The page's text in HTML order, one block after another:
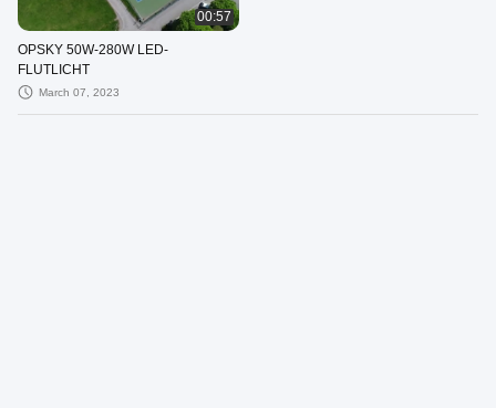
00:57
OPSKY 50W-280W LED-
FLUTLICHT
March 07, 2023